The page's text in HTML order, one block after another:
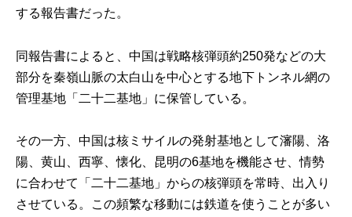
する報告書だった。
同報告書によると、中国は戦略核弾頭約250発などの大
部分を秦嶺山脈の太白山を中心とする地下トンネル網の
管理基地「二十二基地」に保管している。
その一方、中国は核ミサイルの発射基地として瀋陽、洛
陽、黄山、西寧、懐化、昆明の6基地を機能させ、情勢
に合わせて「二十二基地」からの核弾頭を常時、出入り
させている。この頻繁な移動には鉄道を使うことが多い